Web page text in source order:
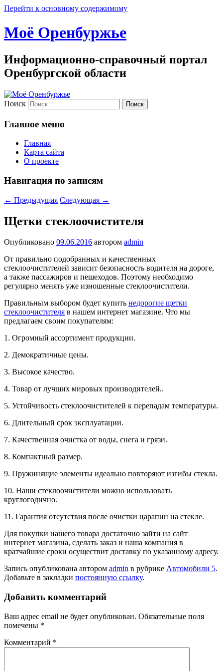
Перейти к основному содержимому
Моё Оренбуржье
Информационно-справочный портал
Оренбургской области
Поиск
Главное меню
Главная
Карта сайта
О проекте
Навигация по записям
← Предыдущая Следующая →
Щетки стеклоочистителя
Опубликовано 09.06.2016 автором admin
От правильно подобранных и качественных
стеклоочистителей зависит безопасность водителя на дороге,
а также пассажиров и пешеходов. Поэтому необходимо
регулярно менять уже изношенные стеклоочистители.
Правильным выбором будет купить недорогие щетки
стеклоочистителя в нашем интернет магазине. Что мы
предлагаем своим покупателям:
1. Огромный ассортимент продукции.
2. Демократичные цены.
3. Высокое качество.
4. Товар от лучших мировых производителей..
5. Устойчивость стеклоочистителей к перепадам температуры.
6. Длительный срок эксплуатации.
7. Качественная очистка от воды, снега и грязи.
8. Компактный размер.
9. Пружинящие элементы идеально повторяют изгибы стекла.
10. Наши стеклоочистители можно использовать
круглогодично.
11. Гарантия отсутствия после очистки царапин на стекле.
Для покупки нашего товара достаточно зайти на сайт
интернет магазина, сделать заказ и наша компания в
кратчайшие сроки осуществит доставку по указанному адресу.
Запись опубликована автором admin в рубрике Автомобили 5.
Добавьте в закладки постоянную ссылку.
Добавить комментарий
Ваш адрес email не будет опубликован. Обязательные поля
помечены *
Комментарий *